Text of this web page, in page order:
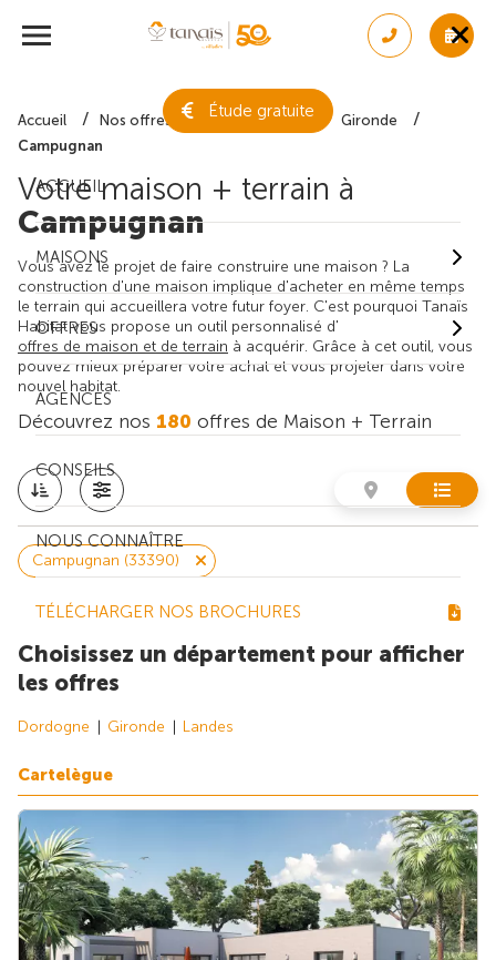
Étude gratuite
ACCUEIL
MAISONS
OFFRES
AGENCES
CONSEILS
NOUS CONNAÎTRE
TÉLÉCHARGER NOS BROCHURES
Accueil Nos offres de maison + terrain
Gironde
Campugnan
Votre maison + terrain à
Campugnan
Vous avez le projet de faire construire une maison ? La
construction d'une maison implique d'acheter en même temps
le terrain qui accueillera votre futur foyer. C'est pourquoi Tanaïs
Habitat vous propose un outil personnalisé d'
offres de maison et de terrain à acquérir. Grâce à cet outil, vous
pouvez mieux préparer votre achat et vous projeter dans votre
nouvel habitat.
Découvrez nos 180 offres de Maison + Terrain
Campugnan (33390)
Choisissez un département pour afficher
les offres
Dordogne Gironde Landes
Cartelègue